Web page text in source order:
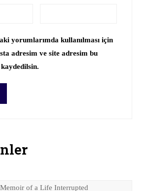
yorumlarımda kullanılması için
adresim ve site adresim bu
kaydedilsin.